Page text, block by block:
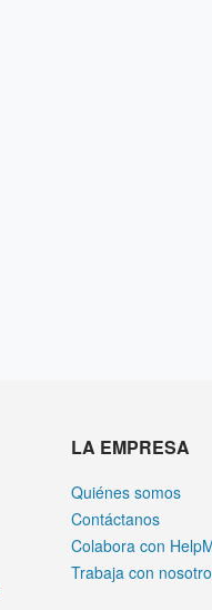
LA EMPRESA
Quiénes somos
Contáctanos
Colabora con
Trabaja con